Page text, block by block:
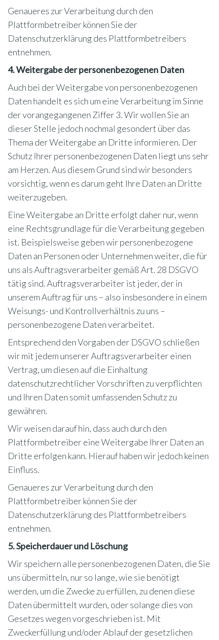
Genaueres zur Verarbeitung durch den
Plattformbetreiber können Sie der
Datenschutzerklärung des Plattformbetreibers
entnehmen.
4. Weitergabe der personenbezogenen Daten
Auch bei der Weitergabe von personenbezogenen
Daten handelt es sich um eine Verarbeitung im Sinne
der vorangegangenen Ziffer 3. Wir wollen Sie an
dieser Stelle jedoch nochmal gesondert über das
Thema der Weitergabe an Dritte informieren. Der
Schutz Ihrer personenbezogenen Daten liegt uns sehr
am Herzen. Aus diesem Grund sind wir besonders
vorsichtig, wenn es darum geht Ihre Daten an Dritte
weiterzugeben.
Eine Weitergabe an Dritte erfolgt daher nur, wenn
eine Rechtsgrundlage für die Verarbeitung gegeben
ist. Beispielsweise geben wir personenbezogene
Daten an Personen oder Unternehmen weiter, die für
uns als Auftragsverarbeiter gemäß Art. 28 DSGVO
tätig sind. Auftragsverarbeiter ist jeder, der in
unserem Auftrag für uns – also insbesondere in einem
Weisungs- und Kontrollverhältnis zu uns –
personenbezogene Daten verarbeitet.
Entsprechend den Vorgaben der DSGVO schließen
wir mit jedem unserer Auftragsverarbeiter einen
Vertrag, um diesen auf die Einhaltung
datenschutzrechtlicher Vorschriften zu verpflichten
und Ihren Daten somit umfassenden Schutz zu
gewähren.
Wir weisen darauf hin, dass auch durch den
Plattformbetreiber eine Weitergabe Ihrer Daten an
Dritte erfolgen kann. Hierauf haben wir jedoch keinen
Einfluss.
Genaueres zur Verarbeitung durch den
Plattformbetreiber können Sie der
Datenschutzerklärung des Plattformbetreibers
entnehmen.
5. Speicherdauer und Löschung
Wir speichern alle personenbezogenen Daten, die Sie
uns übermitteln, nur so lange, wie sie benötigt
werden, um die Zwecke zu erfüllen, zu denen diese
Daten übermittelt wurden, oder solange dies von
Gesetzes wegen vorgeschrieben ist. Mit
Zweckerfüllung und/oder Ablauf der gesetzlichen